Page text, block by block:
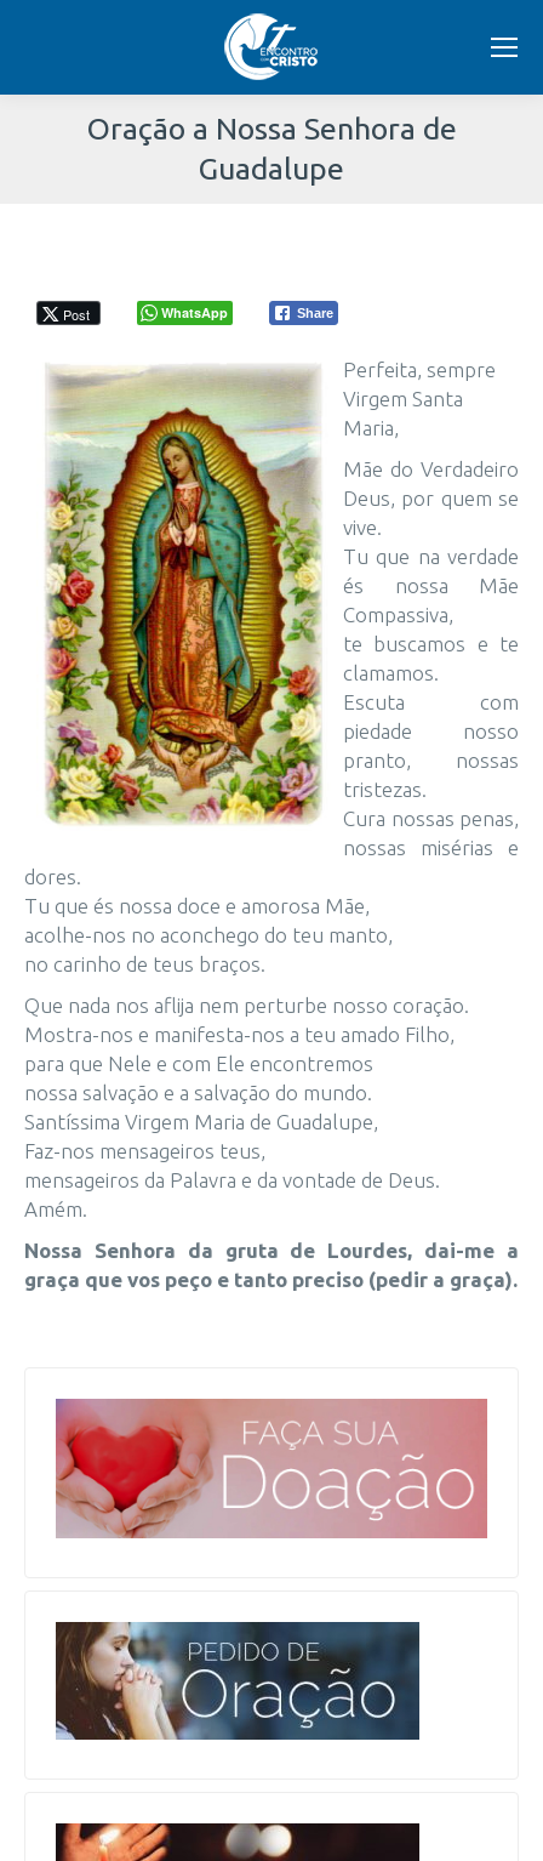
Oração a Nossa Senhora de
Guadalupe
Post WhatsApp Share
Perfeita, sempre
Virgem Santa
Maria,
Mãe do Verdadeiro
Deus, por quem se
vive.
Tu que na verdade
és nossa Mãe
Compassiva,
te buscamos e te
clamamos.
Escuta com
piedade nosso
pranto, nossas
tristezas.
Cura nossas penas,
nossas misérias e
dores.
Tu que és nossa doce e amorosa Mãe,
acolhe-nos no aconchego do teu manto,
no carinho de teus braços.
Que nada nos aflija nem perturbe nosso coração.
Mostra-nos e manifesta-nos a teu amado Filho,
para que Nele e com Ele encontremos
nossa salvação e a salvação do mundo.
Santíssima Virgem Maria de Guadalupe,
Faz-nos mensageiros teus,
mensageiros da Palavra e da vontade de Deus.
Amém.
Nossa Senhora da gruta de Lourdes, dai-me a
graça que vos peço e tanto preciso (pedir a graça).